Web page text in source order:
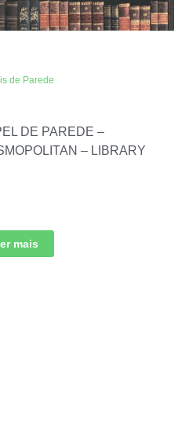
de Parede
DE PAREDE –
– LIBRARY
mais